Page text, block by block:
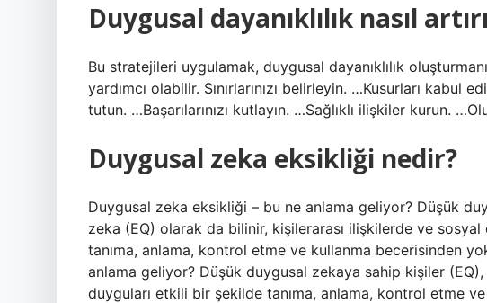
Duygusal dayanıklılık nasıl
Bu stratejileri uygulamak, duygusal dayanıklılık
yardımcı olabilir. Sınırlarınızı belirleyin. …Kusurları kabul
tutun. …Başarılarınızı kutlayın. …Sağlıklı ilişkiler kurun.
Duygusal zeka eksikliği nedir?
Duygusal zeka eksikliği – bu ne anlama geliyor? Düşük
zeka (EQ) olarak da bilinir, kişilerarası ilişkilerde ve
tanıma, anlama, kontrol etme ve kullanma becerisinden
anlama geliyor? Düşük duygusal zekaya sahip kişiler
duyguları etkili bir şekilde tanıma, anlama, kontrol etme